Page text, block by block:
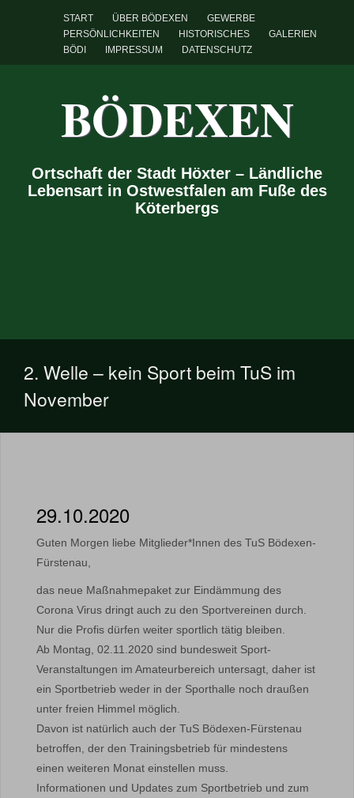
START ÜBER BÖDEXEN
GEWERBE
PERSÖNLICHKEITEN
HISTORISCHES
GALERIEN
BÖDI
IMPRESSUM DATENSCHUTZ
BÖDEXEN
Ortschaft der Stadt Höxter – Ländliche
Lebensart in Ostwestfalen am Fuße des
Köterbergs
2. Welle – kein Sport beim TuS im
November
29.10.2020
Guten Morgen liebe Mitglieder*Innen des TuS Bödexen-
Fürstenau,
das neue Maßnahmepaket zur Eindämmung des
Corona Virus dringt auch zu den Sportvereinen durch.
Nur die Profis dürfen weiter sportlich tätig bleiben.
Ab Montag, 02.11.2020 sind bundesweit Sport-
Veranstaltungen im Amateurbereich untersagt, daher ist
ein Sportbetrieb weder in der Sporthalle noch draußen
unter freien Himmel möglich.
Davon ist natürlich auch der TuS Bödexen-Fürstenau
betroffen, der den Trainingsbetrieb für mindestens
einen weiteren Monat einstellen muss.
Informationen und Updates zum Sportbetrieb und zum